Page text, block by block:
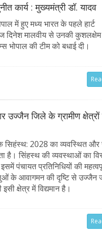
कार्य : मुख्यमंत्री डॉ. यादव
में हुए मध्य भारत के पहले हार्ट
दिनेश मालवीय से उनकी
भोपाल की टीम को बधाई दी।
उज्जैन जिले के ग्रामीण
सिहंस्थ: 2028 का व्यवस्थित
है। सिंहस्थ की व्यवस्थाओं का
पंचायत प्रतिनिधियों की
के आवागमन की दृष्टि से उज्जैन
क्षेत्र में विद्यमान है।